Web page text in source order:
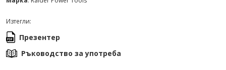
Изтегли:
Презентер
Ръководство за употреба